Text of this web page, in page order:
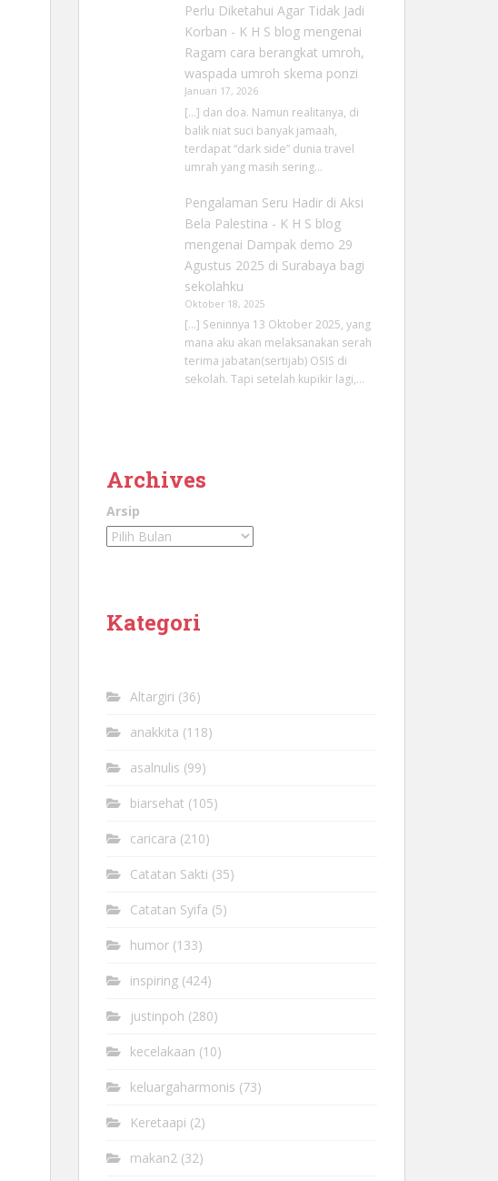
Perlu Diketahui Agar Tidak Jadi
Korban - K H S blogmengenai
Ragam cara berangkat umroh,
waspada umroh skema ponzi
Januari 17, 2026
[…] dan doa. Namun realitanya, di
balik niat suci banyak jamaah,
terdapat “dark side” dunia travel
umrah yang masih sering…
Pengalaman Seru Hadir di Aksi
Bela Palestina - K H S blog
mengenai Dampak demo 29
Agustus 2025 di Surabaya bagi
sekolahku
Oktober 18, 2025
[…] Seninnya 13 Oktober 2025, yang
mana aku akan melaksanakan serah
terima jabatan(sertijab) OSIS di
sekolah. Tapi setelah kupikir lagi,…
Archives
Arsip
Kategori
Altargiri (36)
anakkita (118)
asalnulis (99)
biarsehat (105)
caricara (210)
Catatan Sakti (35)
Catatan Syifa (5)
humor (133)
inspiring (424)
justinpoh (280)
kecelakaan (10)
keluargaharmonis (73)
Keretaapi (2)
makan2 (32)